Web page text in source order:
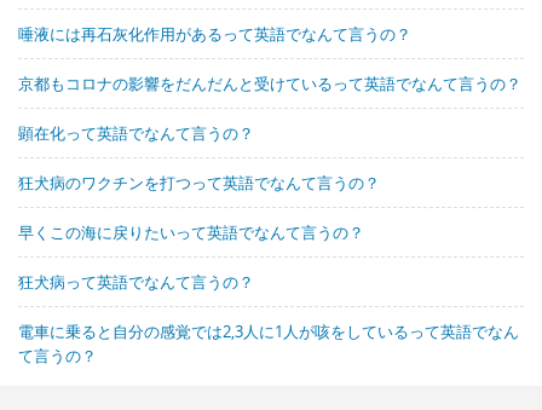
唾液には再石灰化作用があるって英語でなんて言うの？
京都もコロナの影響をだんだんと受けているって英語でなんて言うの？
顕在化って英語でなんて言うの？
狂犬病のワクチンを打つって英語でなんて言うの？
早くこの海に戻りたいって英語でなんて言うの？
狂犬病って英語でなんて言うの？
電車に乗ると自分の感覚では2,3人に1人が咳をしているって英語でなん
て言うの？